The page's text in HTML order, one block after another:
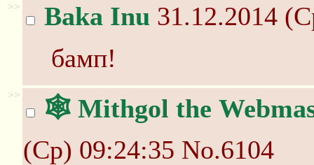
>> Baka Inu 31.12.2014
бамп!
>>
🕸️ Mithgol the
(Ср) 09:24:35 No.6104